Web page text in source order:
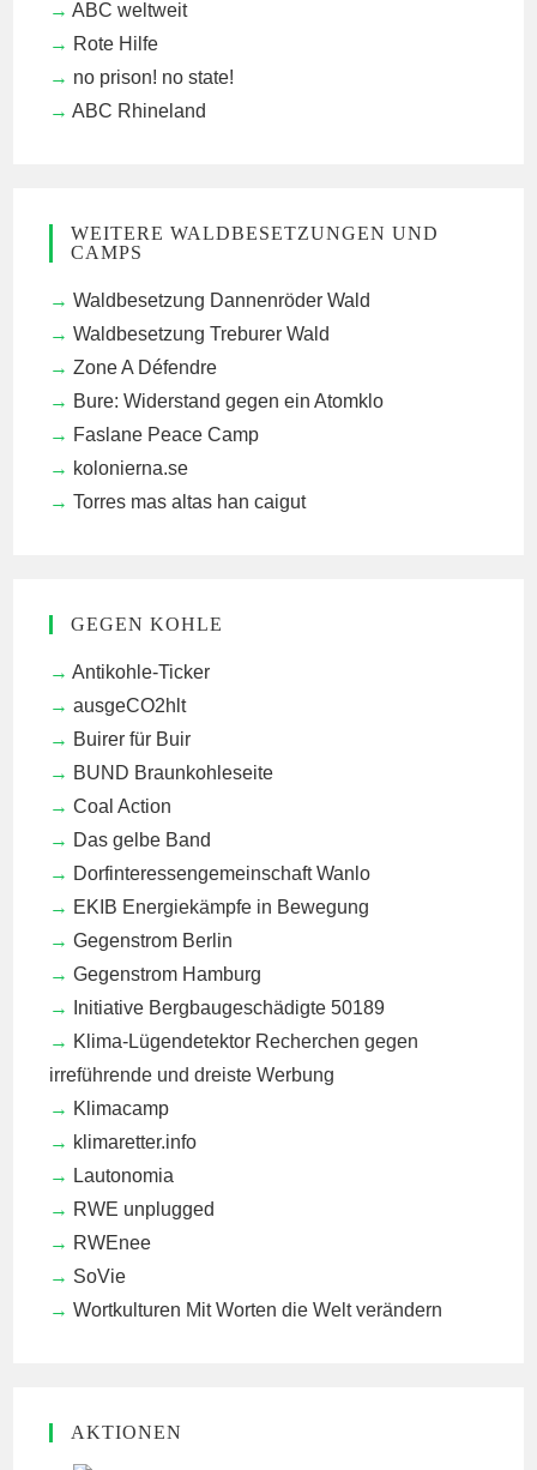
ABC weltweit
Rote Hilfe
no prison! no state!
ABC Rhineland
WEITERE WALDBESETZUNGEN UND
CAMPS
Waldbesetzung Dannenröder Wald
Waldbesetzung Treburer Wald
Zone A Défendre
Bure: Widerstand gegen ein Atomklo
Faslane Peace Camp
kolonierna.se
Torres mas altas han caigut
GEGEN KOHLE
Antikohle-Ticker
ausgeCO2hlt
Buirer für Buir
BUND Braunkohleseite
Coal Action
Das gelbe Band
Dorfinteressengemeinschaft Wanlo
EKIB Energiekämpfe in Bewegung
Gegenstrom Berlin
Gegenstrom Hamburg
Initiative Bergbaugeschädigte 50189
Klima-Lügendetektor Recherchen gegen
irreführende und dreiste Werbung
Klimacamp
klimaretter.info
Lautonomia
RWE unplugged
RWEnee
SoVie
Wortkulturen Mit Worten die Welt verändern
AKTIONEN